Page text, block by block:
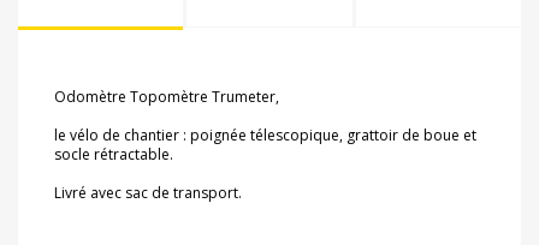
Odomètre Topomètre Trumeter,
le vélo de chantier : poignée télescopique, grattoir de boue et
socle rétractable.
Livré avec sac de transport.